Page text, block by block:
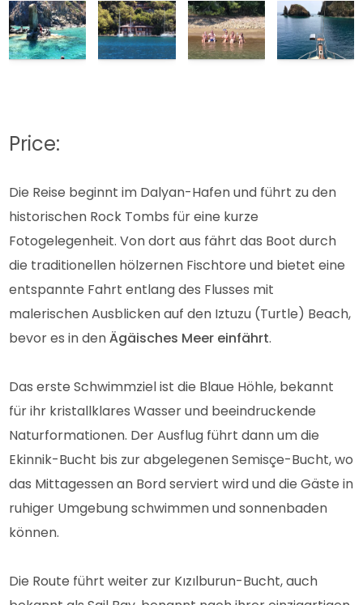
Price:
Die Reise beginnt im Dalyan-Hafen und führt zu den
historischen Rock Tombs für eine kurze
Fotogelegenheit. Von dort aus fährt das Boot durch
die traditionellen hölzernen Fischtore und bietet eine
entspannte Fahrt entlang des Flusses mit
malerischen Ausblicken auf den Iztuzu (Turtle) Beach,
bevor es in denÄgäisches Meer einfährt.
Das erste Schwimmziel ist die Blaue Höhle, bekannt
für ihr kristallklares Wasser und beeindruckende
Naturformationen. Der Ausflug führt dann um die
Ekinnik-Bucht bis zur abgelegenen Semisçe-Bucht, wo
das Mittagessen an Bord serviert wird und die Gäste in
ruhiger Umgebung schwimmen und sonnenbaden
können.
Die Route führt weiter zur Kızılburun-Bucht, auch